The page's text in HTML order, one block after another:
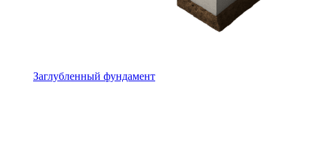
Заглубленный фундамент